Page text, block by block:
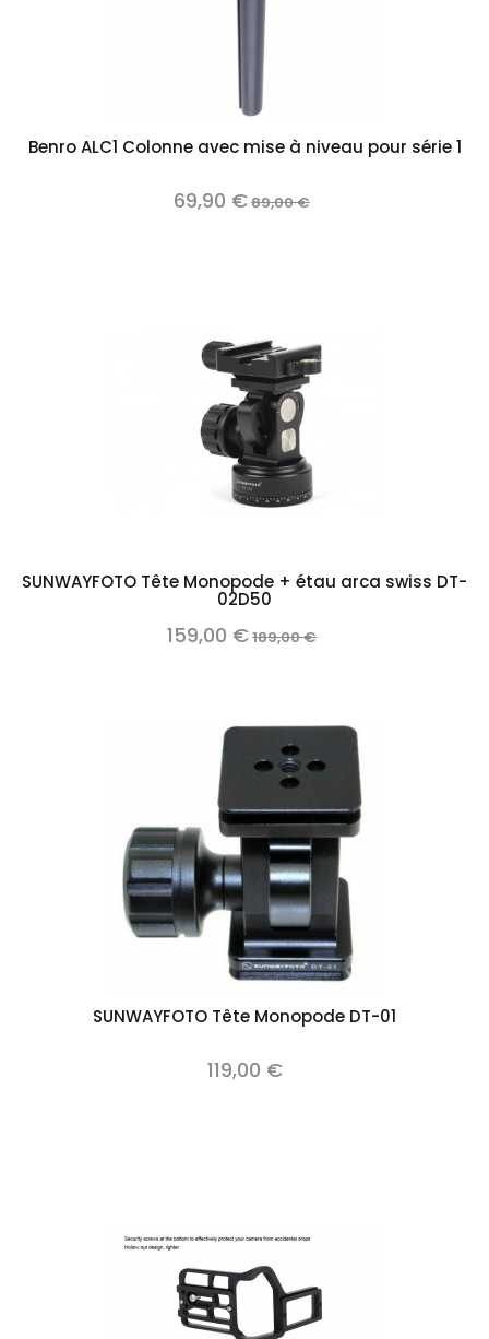
Benro ALC1 Colonne avec mise à niveau pour série 1
69,90 €89,00 €
SUNWAYFOTO Tête Monopode + étau arca swiss DT-
02D50
159,00 €189,00 €
SUNWAYFOTO Tête Monopode DT-01
119,00 €